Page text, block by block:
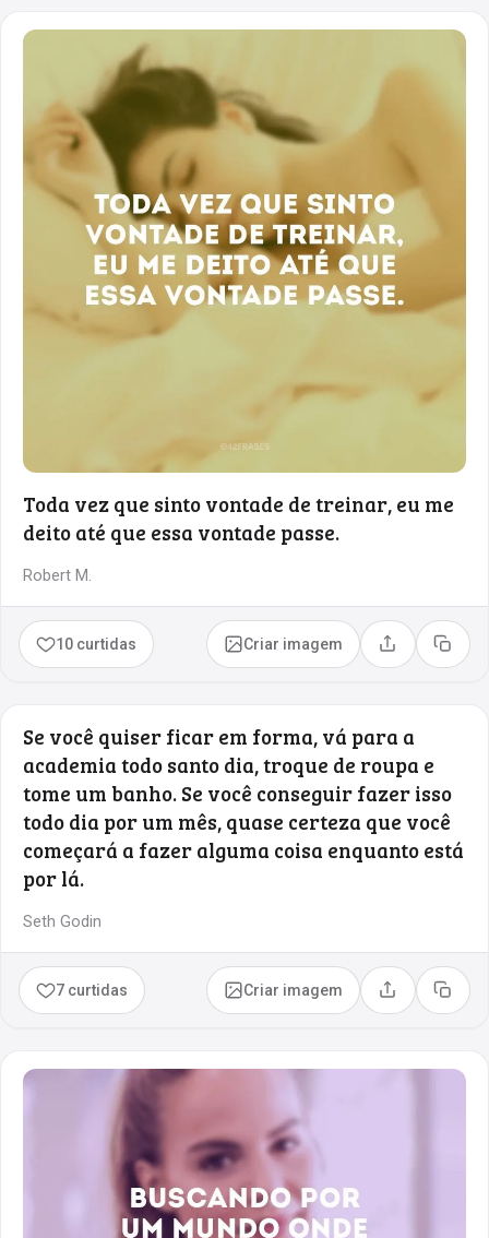
Toda vez que sinto vontade de treinar, eu me
deito até que essa vontade passe.
Robert M.
10 curtidas Criar imagem Compartilhar
Copiar
Se você quiser ficar em forma, vá para a
academia todo santo dia, troque de roupa e
tome um banho. Se você conseguir fazer isso
todo dia por um mês, quase certeza que você
começará a fazer alguma coisa enquanto está
por lá.
Seth Godin
7 curtidas Criar imagem Compartilhar
Copiar